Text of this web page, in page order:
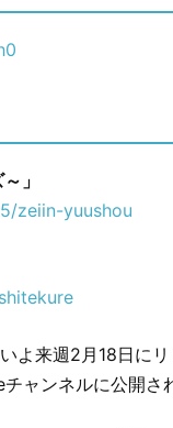
」
zeiin-yuushou
よ来週2月18日に
ャンネルに公開さ